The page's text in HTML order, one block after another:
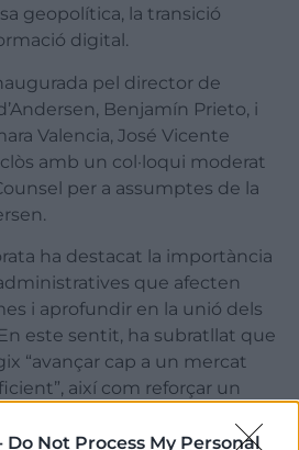
Do Not Process My Personal
geopolítica, la transició
digital.
pel director de
Benjamín Prieto, i
Valencia, José Vicente
amb un col·loqui moderat
per a assumptes de la
ha destacat la importància
que afecten
i aprofundir en la unió dels
este sentit, ha subratllat que
“avançar cap a un mercat
així com reforçar un
jurídica.